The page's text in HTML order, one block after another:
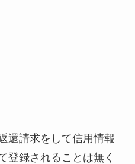
還請求をして信用情報
登録されることは無く